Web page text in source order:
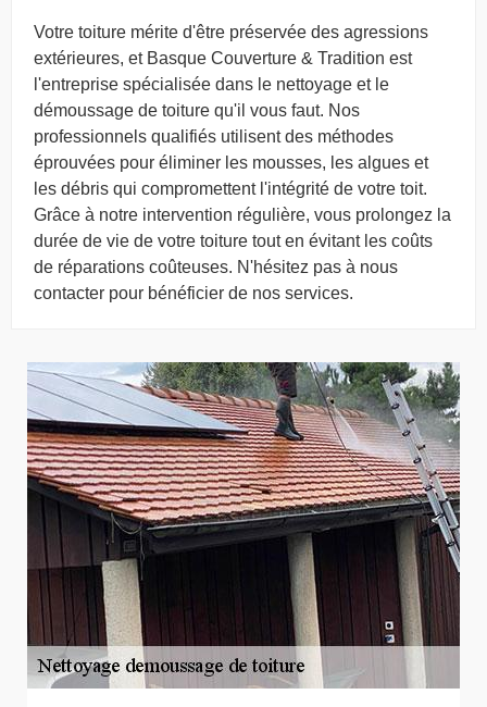
Votre toiture mérite d'être préservée des agressions
extérieures, et Basque Couverture & Tradition est
l'entreprise spécialisée dans le nettoyage et le
démoussage de toiture qu'il vous faut. Nos
professionnels qualifiés utilisent des méthodes
éprouvées pour éliminer les mousses, les algues et
les débris qui compromettent l'intégrité de votre toit.
Grâce à notre intervention régulière, vous prolongez la
durée de vie de votre toiture tout en évitant les coûts
de réparations coûteuses. N'hésitez pas à nous
contacter pour bénéficier de nos services.